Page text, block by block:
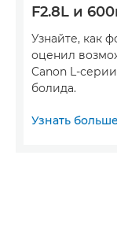
F2.8L и
Узнайте, как
оценил
Canon L-
болида.
Узнать больше